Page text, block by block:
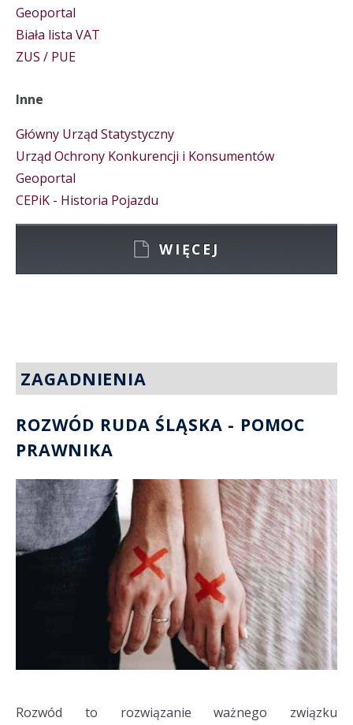
Geoportal
Biała lista VAT
ZUS / PUE
Inne
Główny Urząd Statystyczny
Urząd Ochrony Konkurencji i Konsumentów
Geoportal
CEPiK - Historia Pojazdu
WIĘCEJ
ZAGADNIENIA
ROZWÓD RUDA ŚLĄSKA - POMOC
PRAWNIKA
Rozwód to rozwiązanie ważnego związku